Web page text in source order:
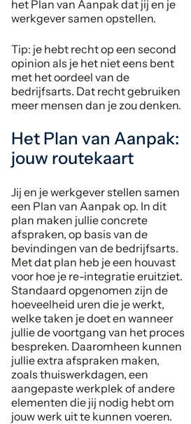
het Plan van Aanpak dat jij en je
werkgever samen opstellen.
Tip: je hebt recht op een second
opinion als je het niet eens bent
met het oordeel van de
bedrijfsarts. Dat recht gebruiken
meer mensen dan je zou denken.
Het Plan van Aanpak:
jouw routekaart
Jij en je werkgever stellen samen
een Plan van Aanpak op. In dit
plan maken jullie concrete
afspraken, op basis van de
bevindingen van de bedrijfsarts.
Met dat plan heb je een houvast
voor hoe je re-integratie eruitziet.
Standaard opgenomen zijn de
hoeveelheid uren die je werkt,
welke taken je doet en wanneer
jullie de voortgang van het proces
bespreken. Daaromheen kunnen
jullie extra afspraken maken,
zoals thuiswerkdagen, een
aangepaste werkplek of andere
elementen die jij nodig hebt om
jouw werk uit te kunnen voeren.